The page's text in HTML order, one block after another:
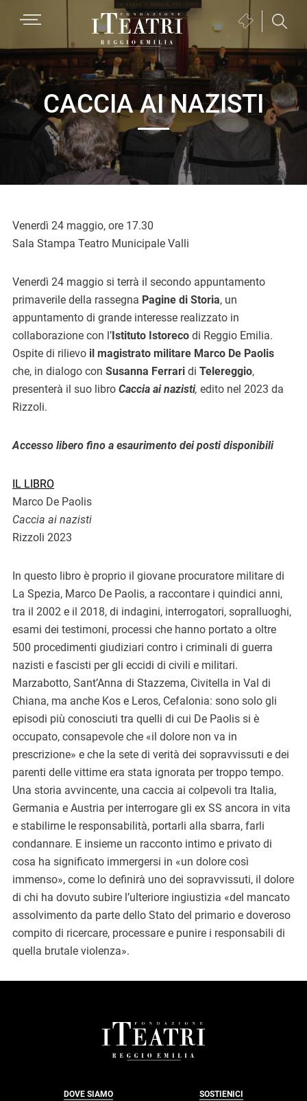
primaria
principale
di
pagina
Fondazione
I
Teatri
Reggio
Emilia
Biglietteria
apre
una
nuova
finestra)
CACCIA AI NAZISTI
Venerdì 24 maggio, ore 17.30
Sala Stampa Teatro Municipale Valli
Venerdì 24 maggio si terrà il secondo appuntamento
primaverile della rassegna Pagine di Storia, un
appuntamento di grande interesse realizzato in
collaborazione con l’Istituto Istoreco di Reggio Emilia.
Ospite di rilievo il magistrato militare Marco De Paolis
che, in dialogo con Susanna Ferrari di Telereggio,
presenterà il suo libro Caccia ai nazisti, edito nel 2023 da
Rizzoli.
Accesso libero fino a esaurimento dei posti disponibili
IL LIBRO
Marco De Paolis
Caccia ai nazisti
Rizzoli 2023
In questo libro è proprio il giovane procuratore militare di
La Spezia, Marco De Paolis, a raccontare i quindici anni,
tra il 2002 e il 2018, di indagini, interrogatori, sopralluoghi,
esami dei testimoni, processi che hanno portato a oltre
500 procedimenti giudiziari contro i criminali di guerra
nazisti e fascisti per gli eccidi di civili e militari.
Marzabotto, Sant’Anna di Stazzema, Civitella in Val di
Chiana, ma anche Kos e Leros, Cefalonia: sono solo gli
episodi più conosciuti tra quelli di cui De Paolis si è
occupato, consapevole che «il dolore non va in
prescrizione» e che la sete di verità dei sopravvissuti e dei
parenti delle vittime era stata ignorata per troppo tempo.
Una storia avvincente, una caccia ai colpevoli tra Italia,
Germania e Austria per interrogare gli ex SS ancora in vita
e stabilirne le responsabilità, portarli alla sbarra, farli
condannare. E insieme un racconto intimo e privato di
cosa ha significato immergersi in «un dolore così
immenso», come lo definirà uno dei sopravvissuti, il dolore
di chi ha dovuto subire l’ulteriore ingiustizia «del mancato
assolvimento da parte dello Stato del primario e doveroso
compito di ricercare, processare e punire i responsabili di
quella brutale violenza».
DOVE SIAMO SOSTIENICI